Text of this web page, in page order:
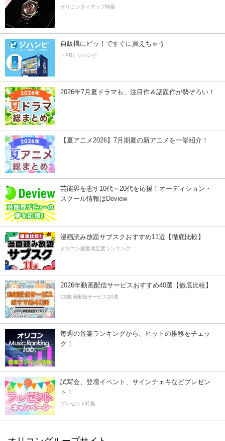
オリコンタイアップ特集
自販機にピッ！ですぐに買えちゃう
（PR）ジハンピ
2026年7月夏ドラマも、注目作＆話題作が勢ぞろい！
【夏アニメ2026】7月期夏の新アニメを一挙紹介！
芸能界を志す10代～20代を応援！オーディション・
スクール情報はDeview
漫画読み放題サブスクおすすめ11選【徹底比較】
オリコン顧客満足度ランキング
2026年動画配信サービスおすすめ40選【徹底比較】
CS動画配信サービス20選
毎週の音楽ランキングから、ヒットの推移をチェッ
ク！
試写会、登壇イベント、サインチェキなどプレゼン
ト！
プレゼント特集